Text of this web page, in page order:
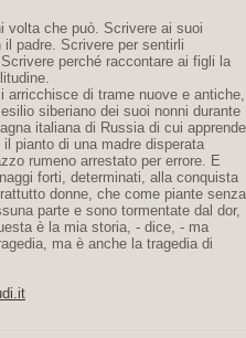
volta che può. Scrivere ai suoi
padre. Scrivere per sentirli
perché raccontare ai figli la
arricchisce di trame nuove e antiche,
siberiano dei suoi nonni durante
italiana di Russia di cui apprende
pianto di una madre disperata
rumeno arrestato per errore. E
forti, determinati, alla conquista
donne, che come piante senza
parte e sono tormentate dal dor,
è la mia storia, - dice, - ma
ma è anche la tragedia di